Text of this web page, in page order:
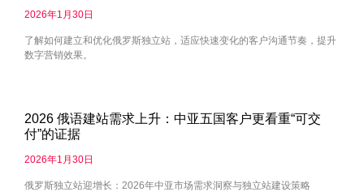
2026年1月30日
了解如何建立和优化俄罗斯独立站，适应快速变化的客户沟通节奏，提升
数字营销效果。
2026 俄语建站需求上升：中亚五国客户更看重“可交
付”的证据
2026年1月30日
俄罗斯独立站迎增长：2026年中亚市场需求洞察与独立站建设策略